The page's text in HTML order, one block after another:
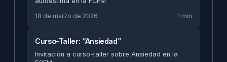
18 de marzo de 2026
1 min
Curso-Taller: “Ansiedad”
Invitación a curso-taller sobre Ansiedad en la